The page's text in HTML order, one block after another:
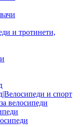
и тротинети,
и спорт
велосипеди